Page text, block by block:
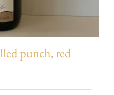
punch, red